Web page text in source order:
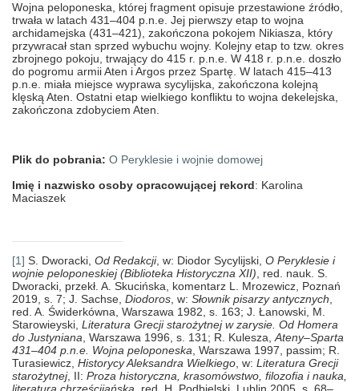
Wojna peloponeska, której fragment opisuje przestawione źródło,
trwała w latach 431–404 p.n.e. Jej pierwszy etap to wojna
archidamejska (431–421), zakończona pokojem Nikiasza, który
przywracał stan sprzed wybuchu wojny. Kolejny etap to tzw. okres
zbrojnego pokoju, trwający do 415 r. p.n.e. W 418 r. p.n.e. doszło
do pogromu armii Aten i Argos przez Spartę. W latach 415–413
p.n.e. miała miejsce wyprawa sycylijska, zakończona kolejną
klęską Aten. Ostatni etap wielkiego konfliktu to wojna dekelejska,
zakończona zdobyciem Aten.
Plik do pobrania: O Peryklesie i wojnie domowej
Imię i nazwisko osoby opracowującej rekord: Karolina
Maciaszek
[1] S. Dworacki, Od Redakcji, w: Diodor Sycylijski, O Peryklesie i
wojnie peloponeskiej (Biblioteka Historyczna XII), red. nauk. S.
Dworacki, przekł. A. Skucińska, komentarz L. Mrozewicz, Poznań
2019, s. 7; J. Sachse, Diodoros, w: Słownik pisarzy antycznych,
red. A. Świderkówna, Warszawa 1982, s. 163; J. Łanowski, M.
Starowieyski, Literatura Grecji starożytnej w zarysie. Od Homera
do Justyniana, Warszawa 1996, s. 131; R. Kulesza,Ateny–Sparta
431–404 p.n.e. Wojna peloponeska, Warszawa 1997, passim; R.
Turasiewicz, Historycy Aleksandra Wielkiego, w: Literatura Grecji
starożytnej, II: Proza historyczna, krasomówstwo, filozofia i nauka,